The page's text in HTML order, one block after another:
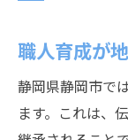
職人育成が
静岡県静岡市で
ます。これは、